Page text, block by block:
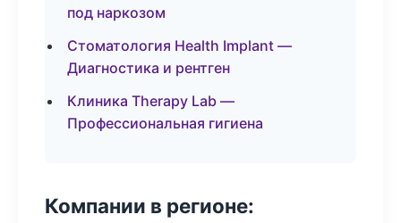
под наркозом
Стоматология Health Implant —
Диагностика и рентген
Клиника Therapy Lab —
Профессиональная гигиена
Компании в регионе: